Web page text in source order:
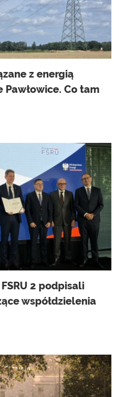
z energią
Co tam
2 podpisali
współdzielenia